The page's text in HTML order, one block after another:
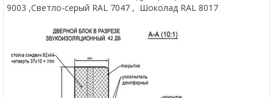
9003 ,Светло-серый RAL 7047 , Шоколад RAL 8017